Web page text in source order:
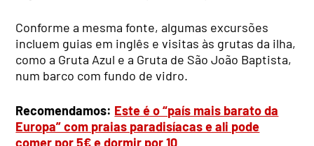
Conforme a mesma fonte, algumas excursões
incluem guias em inglês e visitas às grutas da ilha,
como a Gruta Azul e a Gruta de São João Baptista,
num barco com fundo de vidro.
Recomendamos: Este é o “país mais barato da
Europa” com praias paradisíacas e ali pode
comer por 5€ e dormir por 10